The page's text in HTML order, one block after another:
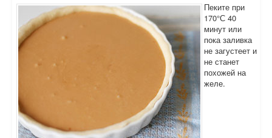
Пеките при
170°С 40
минут или
пока заливка
не загустеет и
не станет
похожей на
желе.